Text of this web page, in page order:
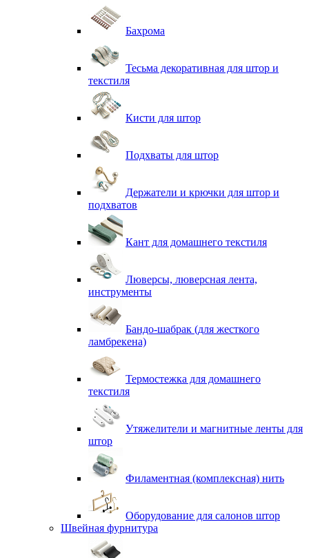
Бахрома
Тесьма декоративная для штор и
текстиля
Кисти для штор
Подхваты для штор
Держатели и крючки для штор и
подхватов
Кант для домашнего текстиля
Люверсы, люверсная лента,
инструменты
Бандо-шабрак (для жесткого
ламбрекена)
Термостежка для домашнего
текстиля
Утяжелители и магнитные ленты для
штор
Филаментная (комплексная) нить
Оборудование для салонов штор
Швейная фурнитура